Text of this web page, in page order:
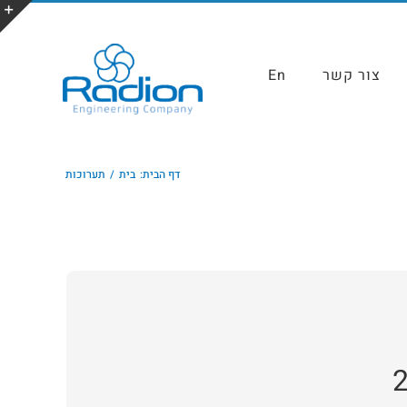
צור קשר En
דף הבית: בית תערוכות